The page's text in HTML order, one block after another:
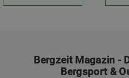
Bergzeit Magazin -
Bergsport &